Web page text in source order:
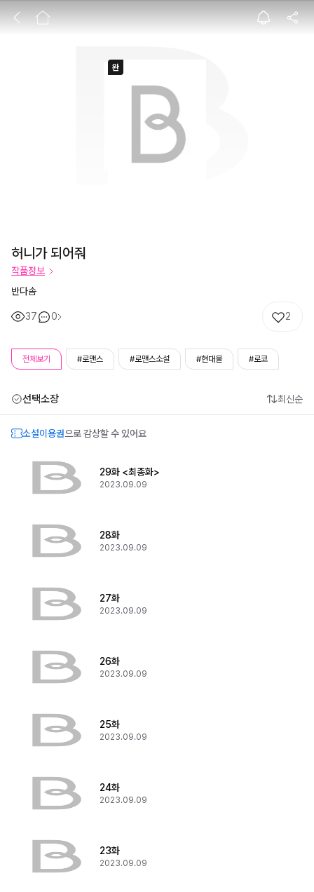
허니가 되어줘
허니가 되어줘
작품정보
반다솜
37 0 2
전체보기 #로맨스 #로맨스소설 #현대물 #로코
선택소장 최신순
소설이용권으로 감상할 수 있어요
29화 <최종화>
2023.09.09
28화
2023.09.09
27화
2023.09.09
26화
2023.09.09
25화
2023.09.09
24화
2023.09.09
23화
2023.09.09